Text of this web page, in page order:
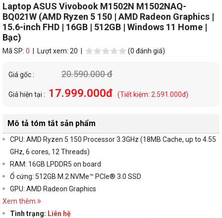
Laptop ASUS Vivobook M1502N M1502NAQ-
BQ021W (AMD Ryzen 5 150 | AMD Radeon Graphics |
15.6-inch FHD | 16GB | 512GB | Windows 11 Home |
Bạc)
Mã SP: 0 | Lượt xem: 20 | (0 đánh giá)
Giá gốc : 20.590.000 đ
Giá hiện tại : 17.999.000đ (Tiết kiệm: 2.591.000đ)
Mô tả tóm tắt sản phẩm
CPU: AMD Ryzen 5 150 Processor 3.3GHz (18MB Cache, up to 4.55
GHz, 6 cores, 12 Threads)
RAM: 16GB LPDDR5 on board
Ổ cứng: 512GB M.2 NVMe™ PCIe® 3.0 SSD
GPU: AMD Radeon Graphics
Xem thêm
Tình trạng: Liên hệ